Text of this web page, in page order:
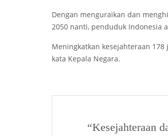
Dengan menguraikan dan
2050 nanti, penduduk Indonesia
Meningkatkan kesejahteraan
kata Kepala Negara.
“Kesejahteraan